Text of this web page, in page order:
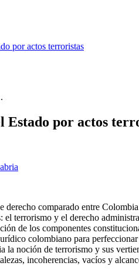
por actos terroristas
Estado por actos
derecho comparado entre
el terrorismo y el derecho
de los componentes
colombiano para
la noción de terrorismo y sus
incoherencias, vacíos y